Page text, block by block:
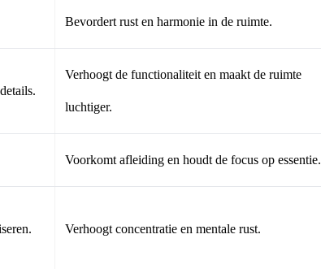
Bevordert rust en harmonie in de ruimte.
Verhoogt de functionaliteit en maakt de ruimte
luchtiger.
Voorkomt afleiding en houdt de focus op essentie.
Verhoogt concentratie en mentale rust.